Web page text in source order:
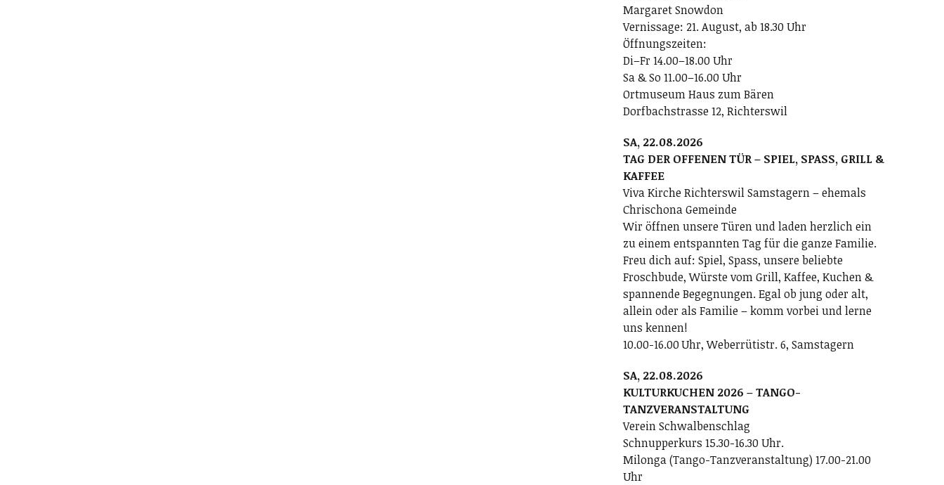
Margaret Snowdon
Vernissage: 21. August, ab 18.30 Uhr
Öffnungszeiten:
Di–Fr 14.00–18.00 Uhr
Sa & So 11.00–16.00 Uhr
Ortmuseum Haus zum Bären
Dorfbachstrasse 12, Richterswil
SA, 22.08.2026
TAG DER OFFENEN TÜR – SPIEL, SPASS, GRILL &
KAFFEE
Viva Kirche Richterswil Samstagern – ehemals
Chrischona Gemeinde
Wir öffnen unsere Türen und laden herzlich ein
zu einem entspannten Tag für die ganze Familie.
Freu dich auf: Spiel, Spass, unsere beliebte
Froschbude, Würste vom Grill, Kaffee, Kuchen &
spannende Begegnungen. Egal ob jung oder alt,
allein oder als Familie – komm vorbei und lerne
uns kennen!
10.00-16.00 Uhr, Weberrütistr. 6, Samstagern
SA, 22.08.2026
KULTURKUCHEN 2026 – TANGO-
TANZVERANSTALTUNG
Verein Schwalbenschlag
Schnupperkurs 15.30-16.30 Uhr.
Milonga (Tango-Tanzveranstaltung) 17.00-21.00
Uhr